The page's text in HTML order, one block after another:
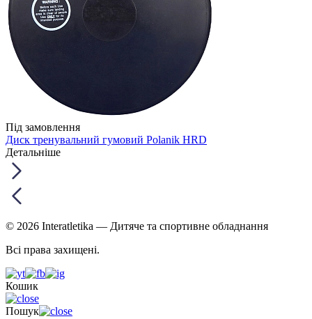
Під замовлення
Диск тренувальний гумовий Polanik HRD
Детальніше
© 2026 Interatletika — Дитяче та спортивне обладнання
Всі права захищені.
Кошик
Пошук